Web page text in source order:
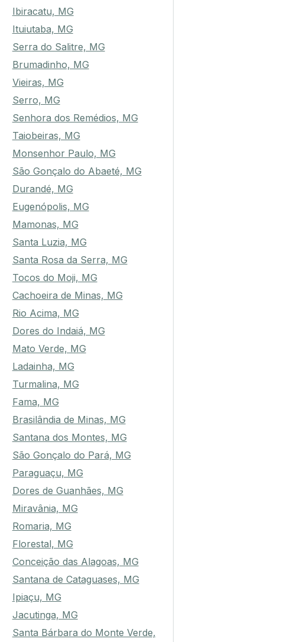
Ibiracatu, MG
Ituiutaba, MG
Serra do Salitre, MG
Brumadinho, MG
Vieiras, MG
Serro, MG
Senhora dos Remédios, MG
Taiobeiras, MG
Monsenhor Paulo, MG
São Gonçalo do Abaeté, MG
Durandé, MG
Eugenópolis, MG
Mamonas, MG
Santa Luzia, MG
Santa Rosa da Serra, MG
Tocos do Moji, MG
Cachoeira de Minas, MG
Rio Acima, MG
Dores do Indaiá, MG
Mato Verde, MG
Ladainha, MG
Turmalina, MG
Fama, MG
Brasilândia de Minas, MG
Santana dos Montes, MG
São Gonçalo do Pará, MG
Paraguaçu, MG
Dores de Guanhães, MG
Miravânia, MG
Romaria, MG
Florestal, MG
Conceição das Alagoas, MG
Santana de Cataguases, MG
Ipiaçu, MG
Jacutinga, MG
Santa Bárbara do Monte Verde,